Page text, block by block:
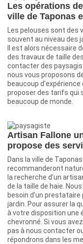
Les opérations
ville de Taponas
Les pelouses sont
souvent au niveau des
Il est alors nécessaire
des travaux de taille
contacter des
nous vous proposons
beaucoup
proposer des tarifs qui
beaucoup de monde.
Artisan Fallone
propose des
Dans la ville de
recommanderont
la recherche d’un
de la taille de haie.
besoin d’un
jardin. Pour assurer la
à votre disposition une
chevronné. Si vous
pas à nous contacter
répondrons dans les